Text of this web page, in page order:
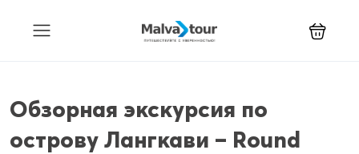
Обзорная экскурсия по
острову Лангкави – Round